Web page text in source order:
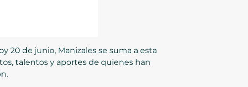
20 de junio, Manizales se suma a esta
talentos y aportes de quienes han